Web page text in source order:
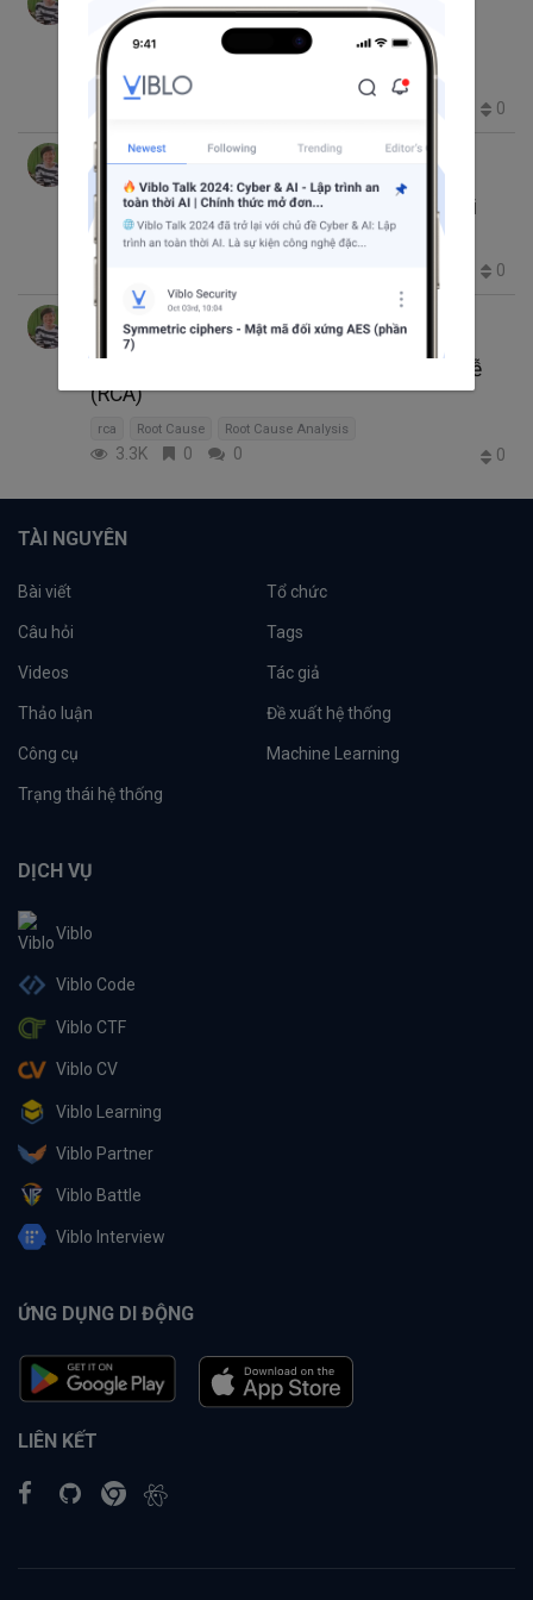
thg 7 26, 2017 12:41 SA
3 phút đọc
Tìm hiểu tính năng record và playback của
Selenium IDE
1.4K 0
Nguyen Phuc Kim Luyen
thg 6 25, 2017 9:33 SA
9 phút đọc
Kiểm tra tính tương thích của ứng dụng với
phần mềm diệt virus
0
Nguyen Phuc Kim Luyen
thg 4 25, 2017 2:06 SA
8 phút đọc
Phương pháp phân tích nguyên nhân gốc rễ
(RCA)
rca Root Cause Root Cause Analysis
3.3K 0 0 0
TÀI NGUYÊN
Bài viết Tổ chức
Câu hỏi Tags
Videos Tác giả
Thảo luận Đề xuất hệ thống
Công cụ Machine Learning
Trạng thái hệ thống
DỊCH VỤ
Viblo
Viblo Code
Viblo CTF
Viblo CV
Viblo Learning
Viblo Partner
Viblo Battle
Viblo Interview
ỨNG DỤNG DI ĐỘNG
LIÊN KẾT